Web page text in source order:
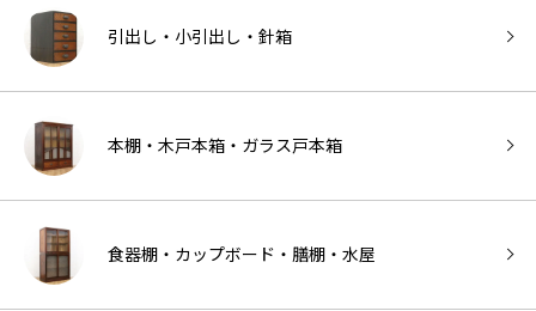
引出し・小引出し・針箱
本棚・木戸本箱・ガラス戸本箱
食器棚・カップボード・膳棚・水屋